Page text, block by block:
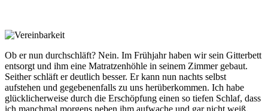
Ob er nun durchschläft? Nein. Im Frühjahr haben wir sein Gitterbett
entsorgt und ihm eine Matratzenhöhle in seinem Zimmer gebaut.
Seither schläft er deutlich besser. Er kann nun nachts selbst
aufstehen und gegebenenfalls zu uns herüberkommen. Ich habe
glücklicherweise durch die Erschöpfung einen so tiefen Schlaf, dass
ich manchmal morgens neben ihm aufwache und gar nicht weiß,